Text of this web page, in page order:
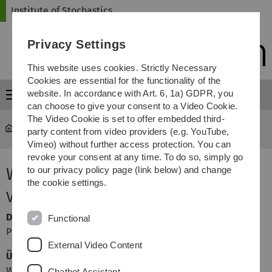
Skip
Skip
Skip
Skip
Institute of Stochastics
Menu
Institute of Stochastics ... Wirtschaftsstatistik
Wirtschaftsstatistik
Veranstalter
Dozent
Prof. Dr. Evgeny Spodarev
Übungsleiter
Privacy Settings
This website uses cookies. Strictly Necessary
Cookies are essential for the functionality of the
website. In accordance with Art. 6, 1a) GDPR, you
can choose to give your consent to a Video Cookie.
The Video Cookie is set to offer embedded third-
party content from video providers (e.g. YouTube,
Vimeo) without further access protection. You can
revoke your consent at any time. To do so, simply go
to our privacy policy page (link below) and change
the cookie settings.
Functional
External Video Content